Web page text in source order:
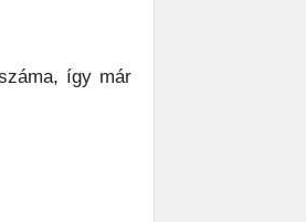
így már